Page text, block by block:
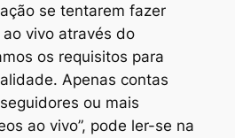
se tentarem fazer
vivo através do
os requisitos para
Apenas contas
ou mais
ao vivo”, pode ler-se na